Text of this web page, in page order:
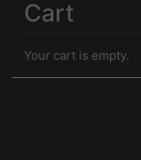
Cart
Your cart is empty.